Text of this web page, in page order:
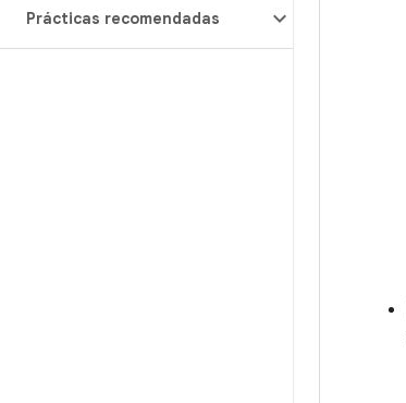
Prácticas recomendadas